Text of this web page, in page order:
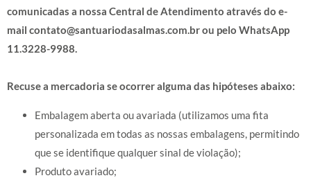
comunicadas a nossa Central de Atendimento através do e-
mail contato@santuariodasalmas.com.brou pelo WhatsApp
11.3228-9988.
Recuse a mercadoria se ocorrer alguma das hipóteses abaixo:
Embalagem aberta ou avariada (utilizamos uma fita
personalizada em todas as nossas embalagens, permitindo
que se identifique qualquer sinal de violação);
Produto avariado;